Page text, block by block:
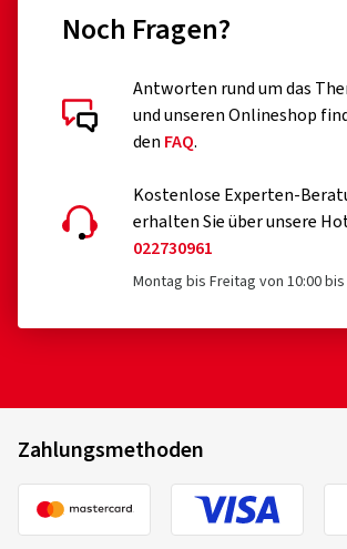
Noch Fragen?
Antworten rund um das
und unseren Onlineshop
den FAQ.
Kostenlose Experten-
erhalten Sie über unsere
022730961
Montag bis Freitag von 10:00 bis
Zahlungsmethoden